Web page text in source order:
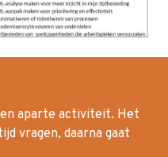
aparte activiteit. Het
vragen, daarna gaat